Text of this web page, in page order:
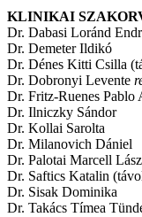
KLINIKAI
Dr. Dabasi Loránd
Dr. Demeter Ildikó
Dr. Dénes Kitti Csilla
Dr. Dobronyi Levente
Dr. Fritz-Ruenes Pablo
Dr. Ilniczky Sándor
Dr. Kollai Sarolta
Dr. Milanovich Dániel
Dr. Palotai Marcell
Dr. Saftics Katalin
Dr. Sisak Dominika
Dr. Takács Tímea